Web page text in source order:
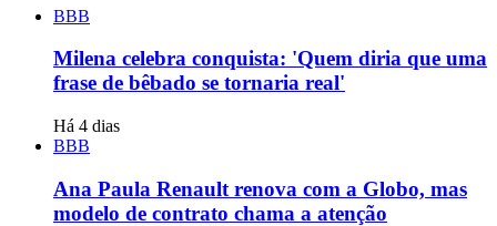
BBB
Milena celebra conquista: 'Quem diria que uma
frase de bêbado se tornaria real'
Há 4 dias
BBB
Ana Paula Renault renova com a Globo, mas
modelo de contrato chama a atenção